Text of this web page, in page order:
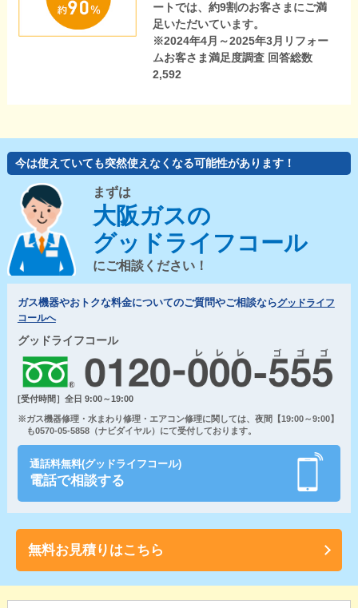
ートでは、約9割のお客さまにご満
足いただいています。
※2024年4月～2025年3月リフォー
ムお客さま満足度調査 回答総数
2,592
今は使えていても突然使えなくなる可能性があります！
まずは
大阪ガスの
グッドライフコール
にご相談ください！
ガス機器やおトクな料金についてのご質問やご相談ならグッドライフ
コールへ
グッドライフコール
[受付時間］全日 9:00～19:00
※ガス機器修理・水まわり修理・エアコン修理に関しては、夜間【19:00～9:00】
も0570-05-5858（ナビダイヤル）にて受付しております。
通話料無料(グッドライフコール)
電話で相談する
無料お見積りはこちら